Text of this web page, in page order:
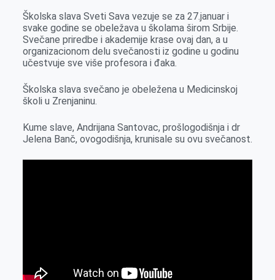
b
o
o
k
e
n
g
e
r
e
d
I
n
r
s
A
p
p
l
Školska slava Sveti Sava vezuje se za 27.januar i
svake godine se obeležava u školama širom Srbije.
Svečane priredbe i akademije krase ovaj dan, a u
organizacionom delu svečanosti iz godine u godinu
učestvuje sve više profesora i đaka.
Školska slava svečano je obeležena u Medicinskoj
školi u Zrenjaninu.
Kume slave, Andrijana Santovac, prošlogodišnja i dr
Jelena Banč, ovogodišnja, krunisale su ovu svečanost.